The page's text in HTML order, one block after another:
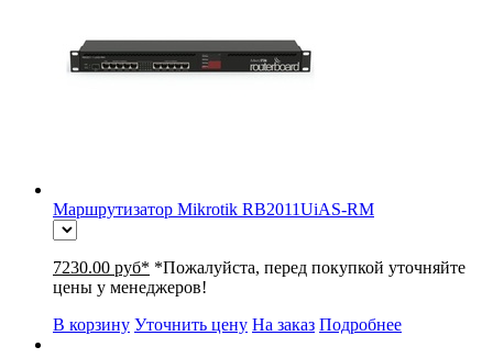
Маршрутизатор Mikrotik RB2011UiAS-RM
7230.00 руб* *Пожалуйста, перед покупкой уточняйте
цены у менеджеров!
В корзину Уточнить цену На заказ Подробнее